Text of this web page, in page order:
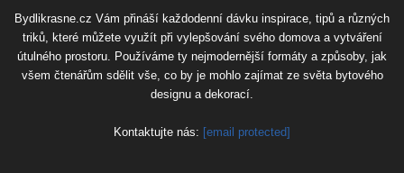
Bydlikrasne.cz Vám přináší každodenní dávku inspirace, tipů a různých
triků, které můžete využít při vylepšování svého domova a vytváření
útulného prostoru. Používáme ty nejmodernější formáty a způsoby, jak
všem čtenářům sdělit vše, co by je mohlo zajímat ze světa bytového
designu a dekorací.
Kontaktujte nás: [email protected]